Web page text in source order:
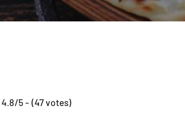
4.8/5 - (47 votes)